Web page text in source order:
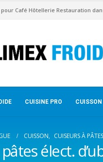
Café Hôtellerie Restauration
CUISINE PRO CUISSON
CUISSON, CUISEURS À PÂTES
élect.